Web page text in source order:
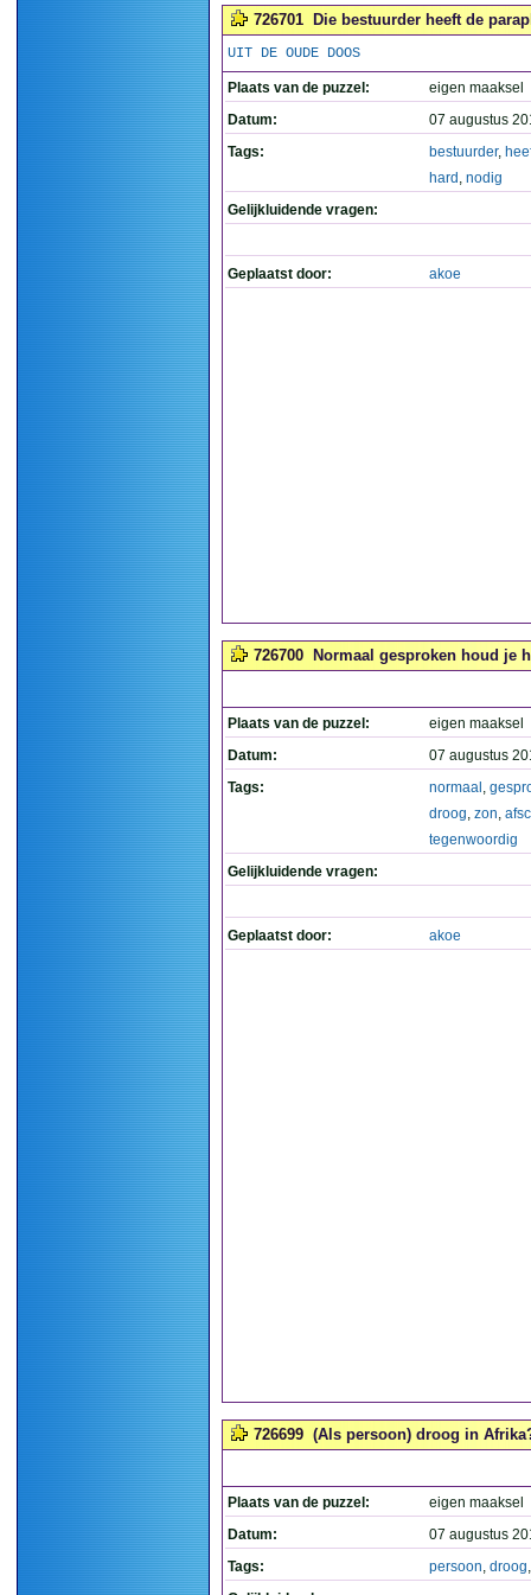
726701 Die bestuurder heeft de
UIT DE OUDE DOOS
Plaats van de puzzel:
eigen maaksel
Datum:
07 augustus
Tags:
bestuurder,
hard , nodig
Gelijkluidende vragen:
Geplaatst door: akoe
726700 Normaal gesproken houd je
Plaats van de puzzel:
eigen maaksel
Datum:
07 augustus
Tags:
normaal ,
droog, zon,
tegenwoordig
Gelijkluidende vragen:
Geplaatst door: akoe
726699 (Als persoon) droog in
Plaats van de puzzel:
eigen maaksel
Datum:
07 augustus
Tags:
persoon, droog